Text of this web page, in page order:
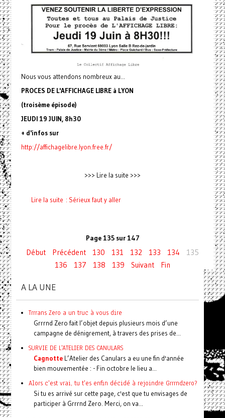
Nous vous attendons nombreux au...
PROCES DE L'AFFICHAGE LIBRE à LYON
(troisème épisode)
JEUDI 19 JUIN, 8h30
+ d'infos sur
http://affichagelibre.lyon .free.fr/
>>> Lire la suite >>>
Lire la suite : Sérieux faut y aller
Page 135 sur 147
Début Précédent 130 131 132 133 134
135
136
137 138 139 Suivant Fin
A LA UNE
Trrrans Zero a un truc à vous dire
Grrrnd Zero fait l’objet depuis plusieurs mois d’une
campagne de dénigrement, à travers des prises de...
SURVIE DE L'ATELIER DES CANULARS
CagnotteL’Atelier des Canulars a eu une fin d'année
bien mouvementée : - Fin octobre le lieu a...
Alors c'est vrai, tu t'es enfin décidé à rejoindre Grrrndzero?
Si tu es arrivé sur cette page, c'est que tu envisages de
participer à Grrrnd Zero. Merci, on va...